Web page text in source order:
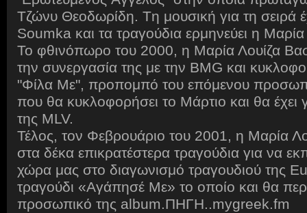
Τζώνυ Θεοδωρίδη. Tη μουσική για τη σειρά
Soumka και τα τραγούδια ερμηνεύει η Μαρία
Το φθινόπωρο του 2000, η Μαρία Λουίζα
την συνεργασία της με την BMG και
"Φίλα Με", προπομπό του επόμενου
που θα κυκλοφορήσει το Μάρτιο και θα έχει
της MLV.
Τέλος, τον Φεβρουάριο του 2001, η Μαρία
στα δέκα επικρατέστερα τραγούδια για να
χώρα μας στο διαγωνισμό τραγουδιού της
τραγούδι «Αγάπησέ Με» το οποίο και θα
προσωπικό της album.ΠΗΓΗ..mygreek.fm